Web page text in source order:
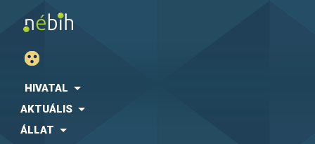
HIVATAL
AKTUÁLIS
ÁLLAT